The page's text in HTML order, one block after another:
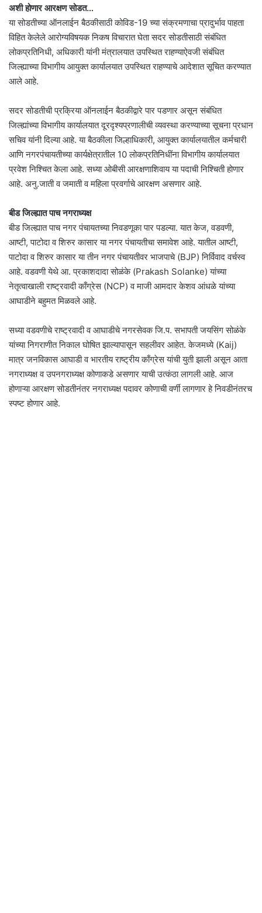
अशी होणार आरक्षण सोडत…
या सोडतीच्या ऑनलाईन बैठकीसाठी कोविड-19 च्या संक्रमणाचा प्रादुर्भाव पाहता
विहित केलेले आरोग्यविषयक निकष विचारात घेता सदर सोडतीसाठी संबंधित
लोकप्रतिनिधी, अधिकारी यांनी मंत्रालयात उपस्थित राहण्याऐवजी संबंधित
जिल्ह्याच्या विभागीय आयुक्त कार्यालयात उपस्थित राहण्याचे आदेशात सूचित करण्यात
आले आहे.
सदर सोडतीची प्रक्रिया ऑनलाईन बैठकीद्वारे पार पडणार असून संबंधित
जिल्ह्यांच्या विभागीय कार्यालयात दूरदृश्यप्रणालीची व्यवस्था करण्याच्या सूचना प्रधान
सचिव यांनी दिल्या आहे. या बैठकीला जिल्हाधिकारी, आयुक्त कार्यालयातील कर्मचारी
आणि नगरपंचायतीच्या कार्यक्षेत्रातील 10 लोकप्रतिनिधींना विभागीय कार्यालयात
प्रवेश निश्चित केला आहे. सध्या ओबीसी आरक्षणाशिवाय या पदाची निश्चिती होणार
आहे. अनु.जाती व जमाती व महिला प्रवर्गाचे आरक्षण असणार आहे.
बीड जिल्ह्यात पाच नगराध्यक्ष
बीड जिल्ह्यात पाच नगर पंचायतच्या निवडणूका पार पडल्या. यात केज, वडवणी,
आष्टी, पाटोदा व शिरुर कासार या नगर पंचायतीचा समावेश आहे. यातील आष्टी,
पाटोदा व शिरुर कासार या तीन नगर पंचायतीवर भाजपाचे (BJP) निर्विवाद वर्चस्व
आहे. वडवणी येथे आ. प्रकाशदादा सोळंके (Prakash Solanke) यांच्या
नेतृत्वाखाली राष्ट्रवादी काँग्रेस (NCP) व माजी आमदार केशव आंधळे यांच्या
आघाडीने बहुमत मिळवले आहे.
सध्या वडवणीचे राष्ट्रवादी व आघाडीचे नगरसेवक जि.प. सभापती जयसिंग सोळंके
यांच्या निगराणीत निकाल घोषित झाल्यापासून सहलीवर आहेत. केजमध्ये (Kaij)
मात्र जनविकास आघाडी व भारतीय राष्ट्रीय काँग्रेस यांची युती झाली असून आता
नगराध्यक्ष व उपनगराध्यक्ष कोणाकडे असणार याची उत्कंठा लागली आहे. आज
होणाऱ्या आरक्षण सोडतीनंतर नगराध्यक्ष पदावर कोणाची वर्णी लागणार हे निवडीनंतरच
स्पष्ट होणार आहे.